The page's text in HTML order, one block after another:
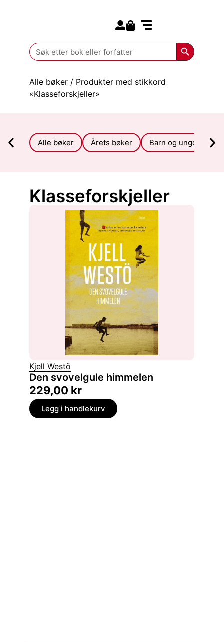
Search
for:
Search
Alle bøker / Produkter med stikkord
«Klasseforskjeller»
Alle bøker Årets bøker Barn og ungdom
Klasseforskjeller
Kjell Westö
Den svovelgule himmelen
229,00 kr
Legg i handlekurv